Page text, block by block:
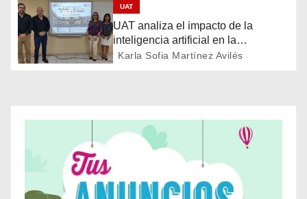
n
d
r
UAT
UAT analiza el impacto de la
inteligencia artificial en la
educación
Karla Sofia Martínez Avilés